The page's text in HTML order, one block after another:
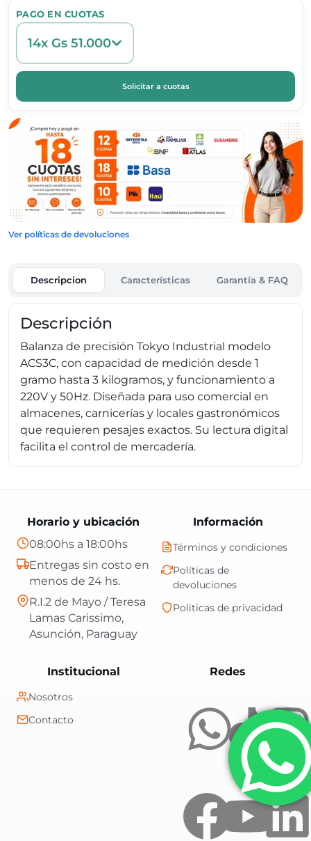
PAGO EN CUOTAS
14x Gs 51.000
Solicitar a cuotas
Ver políticas de devoluciones
Descripcion Características Garantía & FAQ
Descripción
Balanza de precisión Tokyo Industrial modelo
ACS3C, con capacidad de medición desde 1
gramo hasta 3 kilogramos, y funcionamiento a
220V y 50Hz. Diseñada para uso comercial en
almacenes, carnicerías y locales gastronómicos
que requieren pesajes exactos. Su lectura digital
facilita el control de mercadería.
RedesCentral Shop es
Información
Términos y condiciones
Políticas de
devoluciones
Politicas de privacidad
Institucional
Nosotros
Contacto
Horario y ubicación
08:00hs a 18:00hs
Entregas sin costo en
menos de 24 hs.
R.I.2 de Mayo / Teresa
Lamas Carissimo,
Asunción, Paraguay